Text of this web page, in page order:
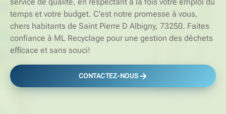
service de qualité, en respectant à la fois votre emploi du
temps et votre budget. C'est notre promesse à vous,
chers habitants de Saint Pierre D Albigny, 73250. Faites
confiance à ML Recyclage pour une gestion des déchets
efficace et sans souci!
CONTACTEZ-NOUS